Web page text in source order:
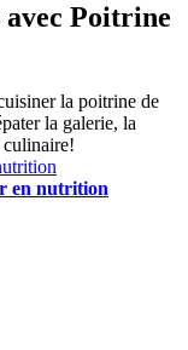
avec Poitrine
la poitrine de
la galerie, la
culinaire!
en nutrition